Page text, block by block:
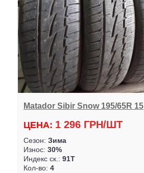
Matador Sibir Snow 195/65R 15
ЦЕНА: 1 296 ГРН/ШТ
Сезон: Зима
Износ: 30%
Индекс ск.: 91T
Кол-во: 4